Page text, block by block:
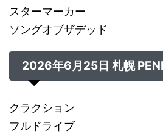
スターマーカー
ソングオブザデッド
2026年6月25日 札幌
クラクション
フルドライブ